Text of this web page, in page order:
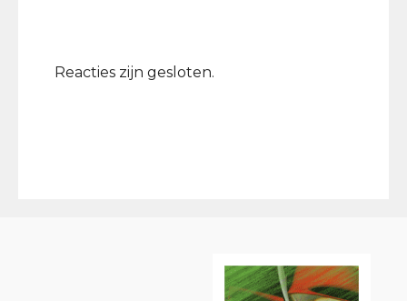
Reacties zijn gesloten.